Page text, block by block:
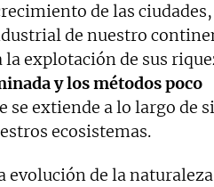
de las
de nuestro
explotación de sus
y los métodos poco
se extiende a lo largo de
ecosistemas.
evolución de la